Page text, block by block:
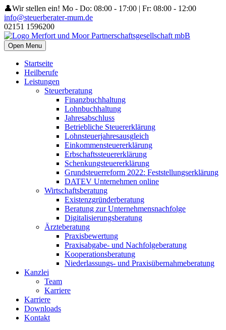
👤Wir stellen ein! Mo - Do: 08:00 - 17:00 | Fr: 08:00 - 12:00
info@steuerberater-mum.de
02151 1596200
Open Menu
Startseite
Heilberufe
Leistungen
Steuerberatung
Finanzbuchhaltung
Lohnbuchhaltung
Jahresabschluss
Betriebliche Steuererklärung
Lohnsteuerjahresausgleich
Einkommensteuererklärung
Erbschaftssteuererklärung
Schenkungsteuererklärung
Grundsteuerreform 2022: Feststellungserklärung
DATEV Unternehmen online
Wirtschaftsberatung
Existenzgründerberatung
Beratung zur Unternehmensnachfolge
Digitalisierungsberatung
Ärzteberatung
Praxisbewertung
Praxisabgabe- und Nachfolgeberatung
Kooperationsberatung
Niederlassungs- und Praxisübernahmeberatung
Kanzlei
Team
Karriere
Karriere
Downloads
Kontakt